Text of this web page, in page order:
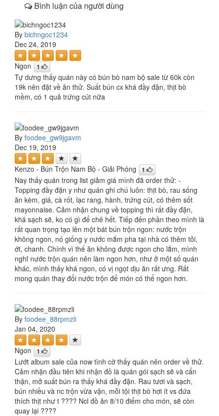
Bình luận của người dùng
By bichngoc1234
Dec 24, 2019
Ngon 1
Tự dưng thấy quán này có bún bò nam bộ sale từ 60k còn
19k nên đặt về ăn thử. Suất bún cx khá đầy đặn, thịt bò
mềm, có 1 quả trứng cút nữa
By foodee_gw9jgavm
Dec 19, 2019
Kenzo - Bún Trộn Nam Bộ - Giải Phóng 1
Nay thấy quán trong list giảm giá mình đã order thử: -
Topping đầy đặn y như quán ghi chú luôn: thịt bò, rau sống
ăn kèm, giá, cà rốt, lạc rang, hành, trứng cút, có thêm sốt
mayonnaise. Cảm nhận chung về topping thì rất đầy đặn,
khá sạch sẽ, ko có gì để chê hết. Tiếp đến phần theo mình là
rất quan trọng tạo lên một bát bún trộn ngon: nước trộn
không ngon, nó giống y nước mắm pha tại nhà có thêm tỏi,
ớt, chanh. Chính vì thế ăn không được ngon cho lắm, mình
nghĩ nước trộn quán nên làm ngon hơn, như ở một số quán
khác, mình thấy khá ngon, có vị ngọt dịu ăn rất ưng. Rất
mong quán thay đổi nước trộn để món có thể ngon hơn.
By foodee_88rpmzli
Jan 04, 2020
Ngon 1
Lướt album sale của now tình cờ thấy quán nên order về thử.
Cảm nhận đầu tiên khi nhận đồ là quán gói sạch sẽ và cẩn
thận, mở suất bún ra thấy khá đầy đặn. Rau tươi và sạch,
bún nhiều và nc trộn vừa vặn, mỗi tội thịt bò hơi ít vs đứa
thích thịt như t ???? Ncl đồ ăn 8/10 điểm cho món, sẽ còn
quay lại ????